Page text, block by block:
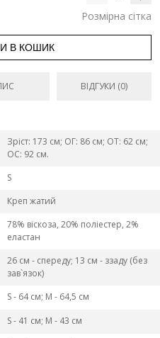
Розмірна сітка
В КОШИК
ВІДГУКИ (0)
Зріст: 173 см; ОГ: 86 см; ОТ: 62 см;
ОС: 92 см.
S
Креп жатий
78% віскоза, 20% поліестер, 2%
еластан
26 см - спереду; 13 см - ззаду (без
зав`язок)
S - 64 см; M - 64,5 см
S - 41 см; M - 43 см